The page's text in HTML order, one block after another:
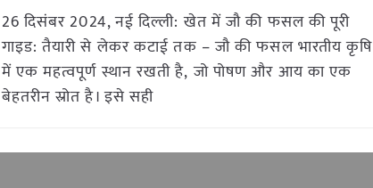
26 दिसंबर 2024, नई दिल्ली: खेत में जौ की फसल की पूरी
गाइड: तैयारी से लेकर कटाई तक – जौ की फसल भारतीय कृषि
में एक महत्वपूर्ण स्थान रखती है, जो पोषण और आय का एक
बेहतरीन स्रोत है। इसे सही